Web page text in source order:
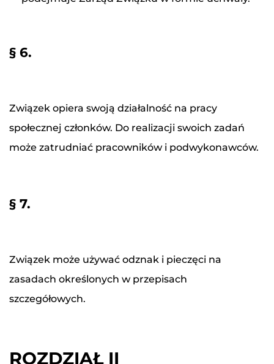
§ 6.
Związek opiera swoją działalność na pracy
społecznej członków. Do realizacji swoich zadań
może zatrudniać pracowników i podwykonawców.
§ 7.
Związek może używać odznak i pieczęci na
zasadach określonych w przepisach
szczegółowych.
ROZDZIAŁ II